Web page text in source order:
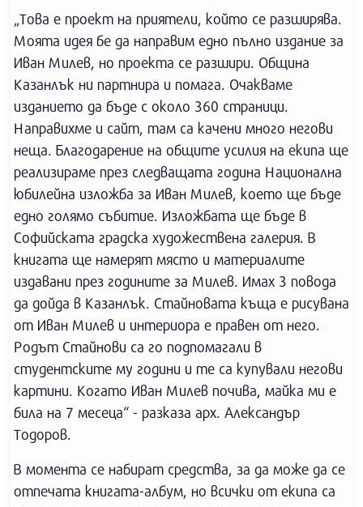
„Това е проект на приятели, който се разширява.
Моята идея бе да направим едно пълно издание за
Иван Милев, но проекта се разшири. Община
Казанлък ни партнира и помага. Очакваме
изданието да бъде с около 360 страници.
Направихме и сайт, там са качени много негови
неща. Благодарение на общите усилия на екипа ще
реализираме през следващата година Национална
юбилейна изложба за Иван Милев, което ще бъде
едно голямо събитие. Изложбата ще бъде в
Софийската градска художествена галерия. В
книгата ще намерят място и материалите
издавани през годините за Милев. Имах 3 повода
да дойда в Казанлък. Стайновата къща е рисувана
от Иван Милев и интериора е правен от него.
Родът Стайнови са го подпомагали в
студентските му години и те са купували негови
картини. Когато Иван Милев почива, майка ми е
била на 7 месеца“ - разказа арх. Александър
Тодоров.
В момента се набират средства, за да може да се
отпечата книгата-албум, но всички от екипа са